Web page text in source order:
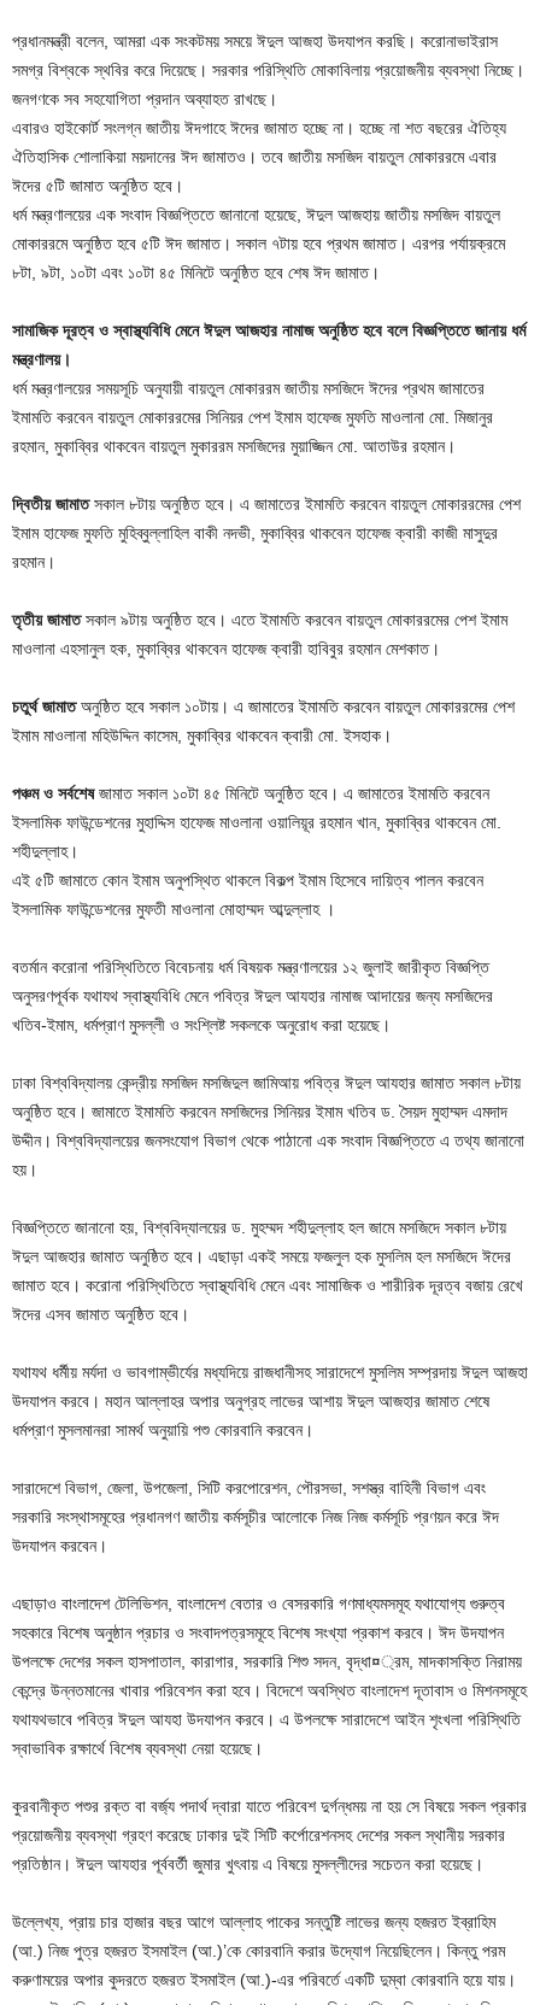
প্রধানমন্ত্রী বলেন, আমরা এক সংকটময় সময়ে ঈদুল আজহা উদযাপন করছি। করোনাভাইরাস
সমগ্র বিশ্বকে স্থবির করে দিয়েছে। সরকার পরিস্থিতি মোকাবিলায় প্রয়োজনীয় ব্যবস্থা নিচ্ছে।
জনগণকে সব সহযোগিতা প্রদান অব্যাহত রাখছে।
এবারও হাইকোর্ট সংলগ্ন জাতীয় ঈদগাহে ঈদের জামাত হচ্ছে না। হচ্ছে না শত বছরের ঐতিহ্য
ঐতিহাসিক শোলাকিয়া ময়দানের ঈদ জামাতও। তবে জাতীয় মসজিদ বায়তুল মোকাররমে এবার
ঈদের ৫টি জামাত অনুষ্ঠিত হবে।
ধর্ম মন্ত্রণালয়ের এক সংবাদ বিজ্ঞপ্তিতে জানানো হয়েছে, ঈদুল আজহায় জাতীয় মসজিদ বায়তুল
মোকাররমে অনুষ্ঠিত হবে ৫টি ঈদ জামাত। সকাল ৭টায় হবে প্রথম জামাত। এরপর পর্যায়ক্রমে
৮টা, ৯টা, ১০টা এবং ১০টা ৪৫ মিনিটে অনুষ্ঠিত হবে শেষ ঈদ জামাত।
সামাজিক দূরত্ব ও স্বাস্থ্যবিধি মেনে ঈদুল আজহার নামাজ অনুষ্ঠিত হবে বলে বিজ্ঞপ্তিতে জানায় ধর্ম
মন্ত্রণালয়।
ধর্ম মন্ত্রণালয়ের সময়সূচি অনুযায়ী বায়তুল মোকাররম জাতীয় মসজিদে ঈদের প্রথম জামাতের
ইমামতি করবেন বায়তুল মোকাররমের সিনিয়র পেশ ইমাম হাফেজ মুফতি মাওলানা মো. মিজানুর
রহমান, মুকাব্বির থাকবেন বায়তুল মুকাররম মসজিদের মুয়াজ্জিন মো. আতাউর রহমান।
দ্বিতীয় জামাতসকাল ৮টায় অনুষ্ঠিত হবে। এ জামাতের ইমামতি করবেন বায়তুল মোকাররমের পেশ
ইমাম হাফেজ মুফতি মুহিব্বুল্লাহিল বাকী নদভী, মুকাব্বির থাকবেন হাফেজ ক্বারী কাজী মাসুদুর
রহমান।
তৃতীয় জামাতসকাল ৯টায় অনুষ্ঠিত হবে। এতে ইমামতি করবেন বায়তুল মোকাররমের পেশ ইমাম
মাওলানা এহসানুল হক, মুকাব্বির থাকবেন হাফেজ ক্বারী হাবিবুর রহমান মেশকাত।
চতুর্থ জামাতঅনুষ্ঠিত হবে সকাল ১০টায়। এ জামাতের ইমামতি করবেন বায়তুল মোকাররমের পেশ
ইমাম মাওলানা মহিউদ্দিন কাসেম, মুকাব্বির থাকবেন ক্বারী মো. ইসহাক।
পঞ্চম ও সর্বশেষজামাত সকাল ১০টা ৪৫ মিনিটে অনুষ্ঠিত হবে। এ জামাতের ইমামতি করবেন
ইসলামিক ফাউন্ডেশনের মুহাদ্দিস হাফেজ মাওলানা ওয়ালিয়ূর রহমান খান, মুকাব্বির থাকবেন মো.
শহীদুল্লাহ।
এই ৫টি জামাতে কোন ইমাম অনুপস্থিত থাকলে বিকল্প ইমাম হিসেবে দায়িত্ব পালন করবেন
ইসলামিক ফাউন্ডেশনের মুফতী মাওলানা মোহাম্মদ আব্দুল্লাহ ।
বতর্মান করোনা পরিস্থিতিতে বিবেচনায় ধর্ম বিষয়ক মন্ত্রণালয়ের ১২ জুলাই জারীকৃত বিজ্ঞপ্তি
অনুসরণপূর্বক যথাযথ স্বাস্থ্যবিধি মেনে পবিত্র ঈদুল আযহার নামাজ আদায়ের জন্য মসজিদের
খতিব-ইমাম, ধর্মপ্রাণ মুসল্লী ও সংশ্লিষ্ট সকলকে অনুরোধ করা হয়েছে।
ঢাকা বিশ্ববিদ্যালয় কেন্দ্রীয় মসজিদ মসজিদুল জামিআয় পবিত্র ঈদুল আযহার জামাত সকাল ৮টায়
অনুষ্ঠিত হবে। জামাতে ইমামতি করবেন মসজিদের সিনিয়র ইমাম খতিব ড. সৈয়দ মুহাম্মদ এমদাদ
উদ্দীন। বিশ্ববিদ্যালয়ের জনসংযোগ বিভাগ থেকে পাঠানো এক সংবাদ বিজ্ঞপ্তিতে এ তথ্য জানানো
হয়।
বিজ্ঞপ্তিতে জানানো হয়, বিশ্ববিদ্যালয়ের ড. মুহম্মদ শহীদুল্লাহ হল জামে মসজিদে সকাল ৮টায়
ঈদুল আজহার জামাত অনুষ্ঠিত হবে। এছাড়া একই সময়ে ফজলুল হক মুসলিম হল মসজিদে ঈদের
জামাত হবে। করোনা পরিস্থিতিতে স্বাস্থ্যবিধি মেনে এবং সামাজিক ও শারীরিক দূরত্ব বজায় রেখে
ঈদের এসব জামাত অনুষ্ঠিত হবে।
যথাযথ ধর্মীয় মর্যদা ও ভাবগাম্ভীর্যের মধ্যদিয়ে রাজধানীসহ সারাদেশে মুসলিম সম্প্রদায় ঈদুল আজহা
উদযাপন করবে। মহান আল্লাহর অপার অনুগ্রহ লাভের আশায় ঈদুল আজহার জামাত শেষে
ধর্মপ্রাণ মুসলমানরা সামর্থ অনুয়ায়ি পশু কোরবানি করবেন।
সারাদেশে বিভাগ, জেলা, উপজেলা, সিটি করপোরেশন, পৌরসভা, সশস্ত্র বাহিনী বিভাগ এবং
সরকারি সংস্থাসমূহের প্রধানগণ জাতীয় কর্মসূচীর আলোকে নিজ নিজ কর্মসূচি প্রণয়ন করে ঈদ
উদযাপন করবেন।
এছাড়াও বাংলাদেশ টেলিভিশন, বাংলাদেশ বেতার ও বেসরকারি গণমাধ্যমসমূহ যথাযোগ্য গুরুত্ব
সহকারে বিশেষ অনুষ্ঠান প্রচার ও সংবাদপত্রসমূহে বিশেষ সংখ্যা প্রকাশ করবে। ঈদ উদযাপন
উপলক্ষে দেশের সকল হাসপাতাল, কারাগার, সরকারি শিশু সদন, বৃদ্ধা¤্রম, মাদকাসক্তি নিরাময়
কেন্দ্রে উন্নতমানের খাবার পরিবেশন করা হবে। বিদেশে অবস্থিত বাংলাদেশ দূতাবাস ও মিশনসমূহে
যথাযথভাবে পবিত্র ঈদুল আযহা উদযাপন করবে। এ উপলক্ষে সারাদেশে আইন শৃংখলা পরিস্থিতি
স্বাভাবিক রক্ষার্থে বিশেষ ব্যবস্থা নেয়া হয়েছে।
কুরবানীকৃত পশুর রক্ত বা বর্জ্য পদার্থ দ্বারা যাতে পরিবেশ দুর্গন্ধময় না হয় সে বিষয়ে সকল প্রকার
প্রয়োজনীয় ব্যবস্থা গ্রহণ করেছে ঢাকার দুই সিটি কর্পোরেশনসহ দেশের সকল স্থানীয় সরকার
প্রতিষ্ঠান। ঈদুল আযহার পূর্ববর্তী জুমার খুৎবায় এ বিষয়ে মুসল্লীদের সচেতন করা হয়েছে।
উল্লেখ্য, প্রায় চার হাজার বছর আগে আল্লাহ পাকের সন্তুষ্টি লাভের জন্য হজরত ইব্রাহিম
(আ.) নিজ পুত্র হজরত ইসমাইল (আ.)’কে কোরবানি করার উদ্যোগ নিয়েছিলেন। কিন্তু পরম
করুণাময়ের অপার কুদরতে হজরত ইসমাইল (আ.)-এর পরিবর্তে একটি দুম্বা কোরবানি হয়ে যায়।